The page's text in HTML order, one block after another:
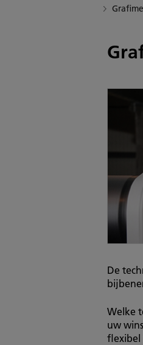
De
Welke
uw
flexibel